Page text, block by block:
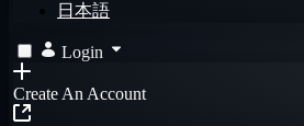
日本語
Login
Create An Account